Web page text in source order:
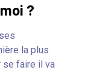
?
la plus
se faire il va